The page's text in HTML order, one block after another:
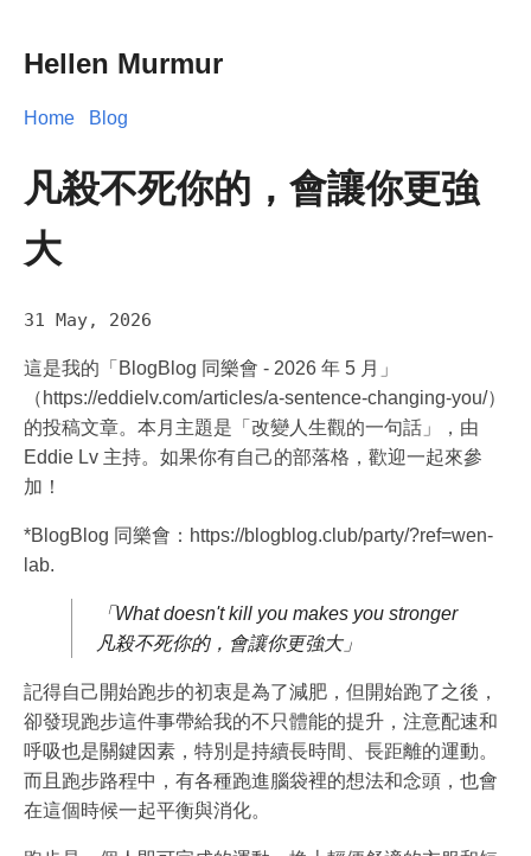
Hellen Murmur
Home Blog
凡殺不死你的，會讓你更強
大
31 May, 2026
這是我的「BlogBlog 同樂會 - 2026 年 5 月」
（https://eddielv.com/articles/a-sentence-changing-you/）
的投稿文章。本月主題是「改變人生觀的一句話」，由
Eddie Lv 主持。如果你有自己的部落格，歡迎一起來參
加！
*BlogBlog 同樂會：https://blogblog.club/party/?ref=wen-
lab.
「What doesn't kill you makes you stronger
凡殺不死你的，會讓你更強大」
記得自己開始跑步的初衷是為了減肥，但開始跑了之後，
卻發現跑步這件事帶給我的不只體能的提升，注意配速和
呼吸也是關鍵因素，特別是持續長時間、長距離的運動。
而且跑步路程中，有各種跑進腦袋裡的想法和念頭，也會
在這個時候一起平衡與消化。